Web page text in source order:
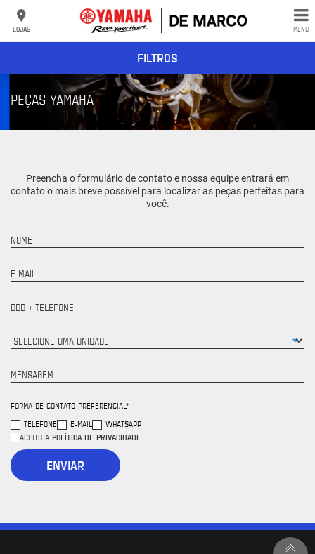
LOJAS MENU
FILTROS
PEÇAS YAMAHA
Preencha o formulário de contato e nossa equipe entrará em
contato o mais breve possível para localizar as peças perfeitas para
você.
NOME
E-MAIL
DDD + TELEFONE
MENSAGEM
FORMA DE CONTATO PREFERENCIAL*
TELEFONE
E-MAIL
WHATSAPP
ACEITO A POLÍTICA DE PRIVACIDADE
ENVIAR